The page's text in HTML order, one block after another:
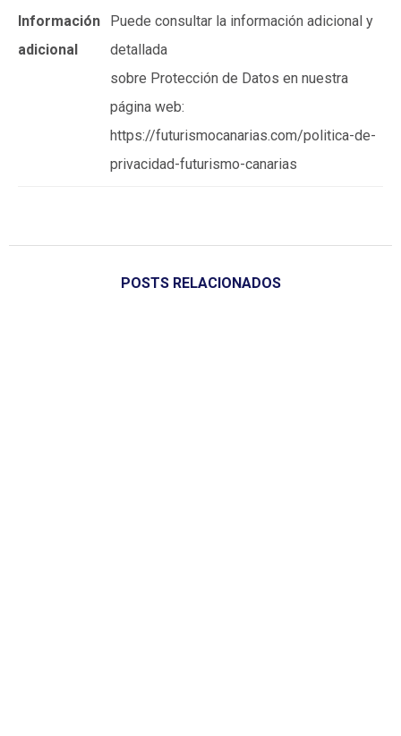
Información
adicional
Puede consultar la información adicional y
detallada
sobre Protección de Datos en nuestra
página web:
https://futurismocanarias.com/politica-de-
privacidad-futurismo-canarias
POSTS RELACIONADOS